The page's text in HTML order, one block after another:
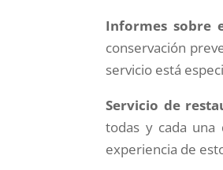
Informes sobre
conservación
servicio está
Servicio de
todas y cada una
experiencia de